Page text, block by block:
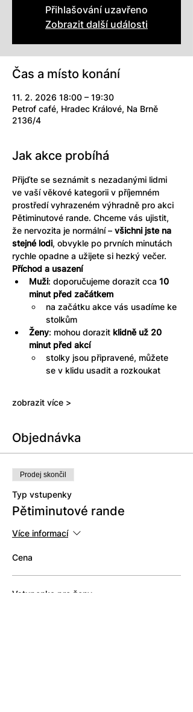
Přihlašování uzavřeno
Zobrazit další události
Čas a místo konání
11. 2. 2026 18:00 – 19:30
Petrof café, Hradec Králové, Na Brně
2136/4
Jak akce probíhá
Přijďte se seznámit s nezadanými lidmi
ve vaší věkové kategorii v příjemném
prostředí vyhrazeném výhradně pro akci
Pětiminutové rande. Chceme vás ujistit,
že nervozita je normální – všichni jste na
stejné lodi, obvykle po prvních minutách
rychle opadne a užijete si hezký večer.
Příchod a usazení
Muži: doporučujeme dorazit cca 10
minut před začátkem
na začátku akce vás usadíme ke
stolkům
Ženy: mohou dorazit klidně už 20
minut před akcí
stolky jsou připravené, můžete
se v klidu usadit a rozkoukat
zobrazit více >
Objednávka
Prodej skončil
Typ vstupenky
Pětiminutové rande
Více informací
Cena
Vstupenka pro ženy